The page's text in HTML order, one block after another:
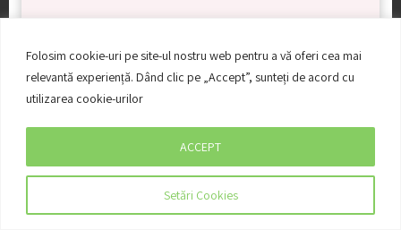
Folosim cookie-uri pe site-ul nostru web pentru a vă oferi cea mai
relevantă experiență. Dând clic pe „Accept”, sunteți de acord cu
utilizarea cookie-urilor
Setări Cookies
ACCEPT
05 Mai 2021
20 Noi 2020
05 Ian 2019